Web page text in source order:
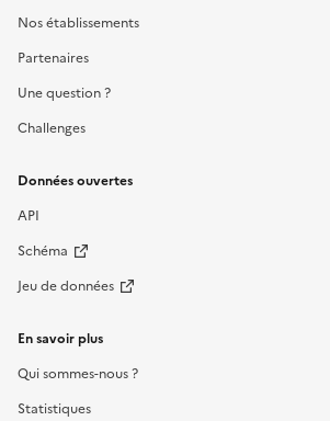
Nos établissements
Partenaires
Une question ?
Challenges
Données ouvertes
API
Schéma
Jeu de données
En savoir plus
Qui sommes-nous ?
Statistiques